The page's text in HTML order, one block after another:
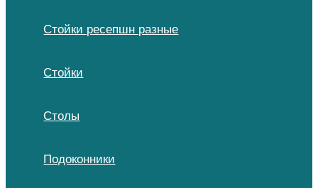
Стойки ресепшн разные
Стойки
Столы
Подоконники